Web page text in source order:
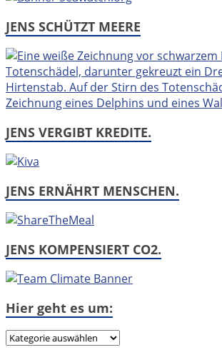
JENS SCHÜTZT MEERE
JENS VERGIBT KREDITE.
JENS ERNÄHRT MENSCHEN.
JENS KOMPENSIERT CO2.
Hier geht es um:
Hier